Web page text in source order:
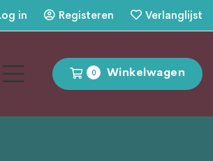
in Registeren Verlanglijst
0 Winkelwagen